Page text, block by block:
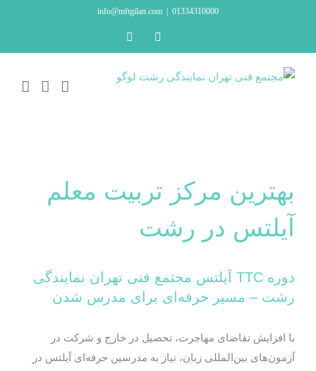
01334310000
info@mftgilan.com
Instagram
بهترین مرکز تربیت معلم
آیلتس در رشت
دوره TTC آیلتس مجتمع فنی تهران نمایندگی
رشت – مسیر حرفه‌ای برای مدرس شدن
با افزایش تقاضای مهاجرت، تحصیل در خارج و شرکت در
آزمون‌های بین‌المللی زبان، نیاز به مدرسین حرفه‌ای آیلتس در